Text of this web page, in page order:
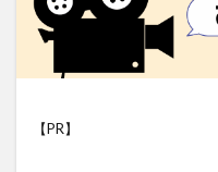
【PR】